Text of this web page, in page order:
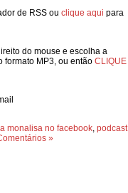
de RSS ou clique aqui para
do mouse e escolha a
MP3, ou então CLIQUE
monalisa no facebook podcast
»